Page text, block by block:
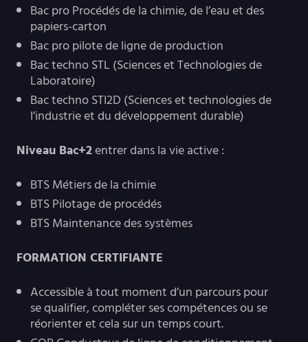
Bac pro Procédés de la chimie, de l’eau et des
papiers-carton
Bac pro pilote de ligne de production
Bac techno STL (Sciences et Technologies de
Laboratoire)
Bac techno STI2D (Sciences et technologies de
l’industrie et du développement durable)
Niveau Bac+2entrer dans la vie active :
BTS Métiers de la chimie
BTS Pilotage de procédés
BTS Maintenance des systèmes
FORMATION CERTIFIANTE
Accessible à tout moment d’un parcours pour
se qualifier, compléter ses compétences ou se
réorienter et cela sur un temps court.